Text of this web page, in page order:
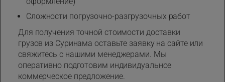
Сложности погрузочно-разгрузочных работ
Для получения точной стоимости доставки
грузов из Суринама оставьте заявку на сайте или
свяжитесь с нашими менеджерами. Мы
оперативно подготовим индивидуальное
коммерческое предложение.